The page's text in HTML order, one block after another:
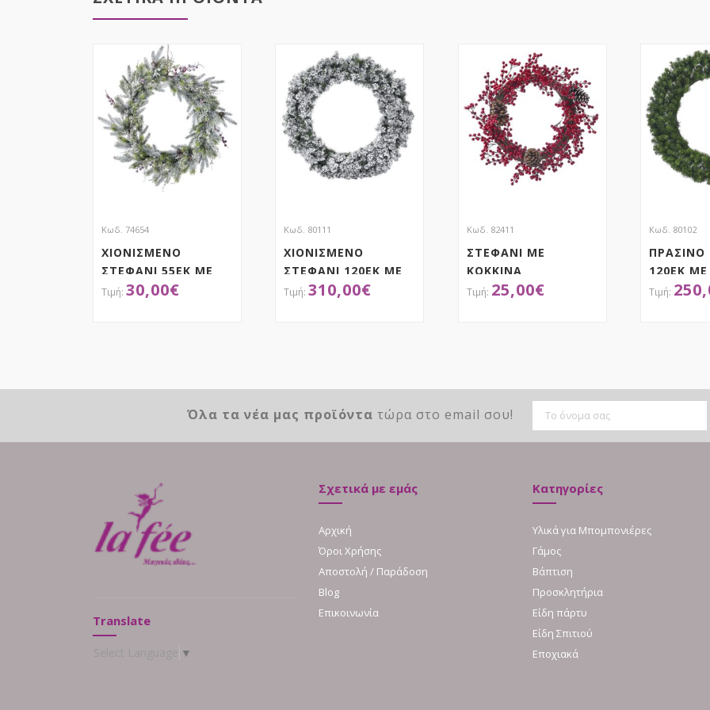
Κωδ. 74654
ΧΙΟΝΙΣΜΕΝΟ
ΣΤΕΦΑΝΙ 55ΕΚ ΜΕ
ΚΟΚΚΙΝΑ BERRIES
30,00€
Κωδ. 80111
ΧΙΟΝΙΣΜΕΝΟ
ΣΤΕΦΑΝΙ 120ΕΚ ΜΕ
ΔΙΠΛΗ ΒΑΣΗ
310,00€
Κωδ. 82411
ΣΤΕΦΑΝΙ ΜΕ
ΚΟΚΚΙΝΑ
BERRIESANDΚΟΥΚΟΥΝΑΡΙΑ
25,00€
Κωδ. 80102
ΠΡΑΣΙΝΟ
120ΕΚ
ΒΑΣΗ
Όλα τα νέα μας προϊόντα τώρα στο email σου!
Translate
▼
Σχετικά με εμάς
Αρχική
Όροι Χρήσης
Αποστολή / Παράδοση
Blog
Επικοινωνία
Κατηγορίες
Υλικά για Μπομπονιέρες
Γάμος
Βάπτιση
Προσκλητήρια
Είδη πάρτυ
Είδη Σπιτιού
Εποχιακά